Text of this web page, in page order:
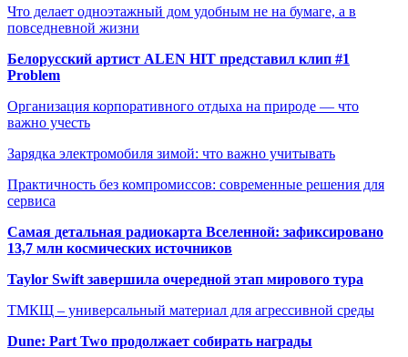
Что делает одноэтажный дом удобным не на бумаге, а в
повседневной жизни
Белорусский артист ALEN HIT представил клип #1
Problem
Организация корпоративного отдыха на природе — что
важно учесть
Зарядка электромобиля зимой: что важно учитывать
Практичность без компромиссов: современные решения для
сервиса
Самая детальная радиокарта Вселенной: зафиксировано
13,7 млн космических источников
Taylor Swift завершила очередной этап мирового тура
ТМКЩ – универсальный материал для агрессивной среды
Dune: Part Two продолжает собирать награды